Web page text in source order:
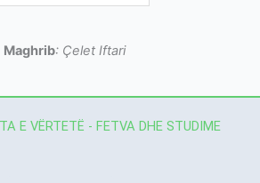
Maghrib: Çelet Iftari
E VËRTETË - FETVA DHE STUDIME